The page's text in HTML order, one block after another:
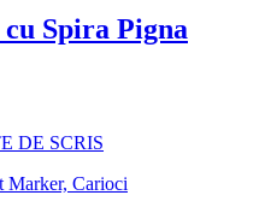
Spira Pigna
DE SCRIS
Marker, Carioci